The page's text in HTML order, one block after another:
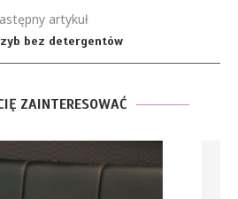
artykuł
bez detergentów
ZAINTERESOWAĆ